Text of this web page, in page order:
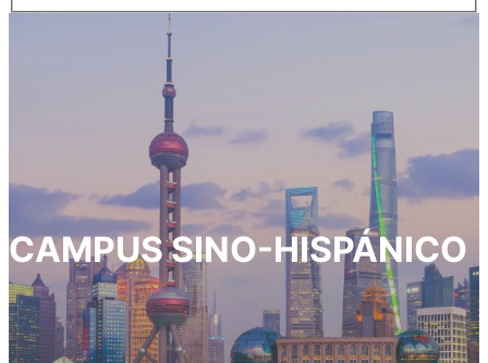
CAMPUS SINO-HISPÁNICO